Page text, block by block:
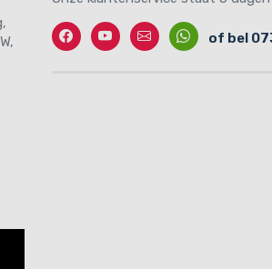
Facebook
TwitterContactWhatssapp
of bel